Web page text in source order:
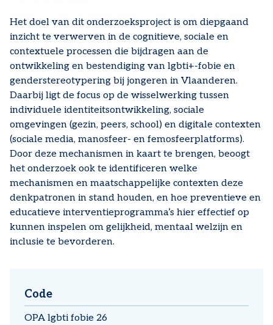
Het doel van dit onderzoeksproject is om diepgaand
inzicht te verwerven in de cognitieve, sociale en
contextuele processen die bijdragen aan de
ontwikkeling en bestendiging van lgbti+-fobie en
genderstereotypering bij jongeren in Vlaanderen.
Daarbij ligt de focus op de wisselwerking tussen
individuele identiteitsontwikkeling, sociale
omgevingen (gezin, peers, school) en digitale contexten
(sociale media, manosfeer- en femosfeerplatforms).
Door deze mechanismen in kaart te brengen, beoogt
het onderzoek ook te identificeren welke
mechanismen en maatschappelijke contexten deze
denkpatronen in stand houden, en hoe preventieve en
educatieve interventieprogramma’s hier effectief op
kunnen inspelen om gelijkheid, mentaal welzijn en
inclusie te bevorderen.
Code
OPA lgbti fobie 26